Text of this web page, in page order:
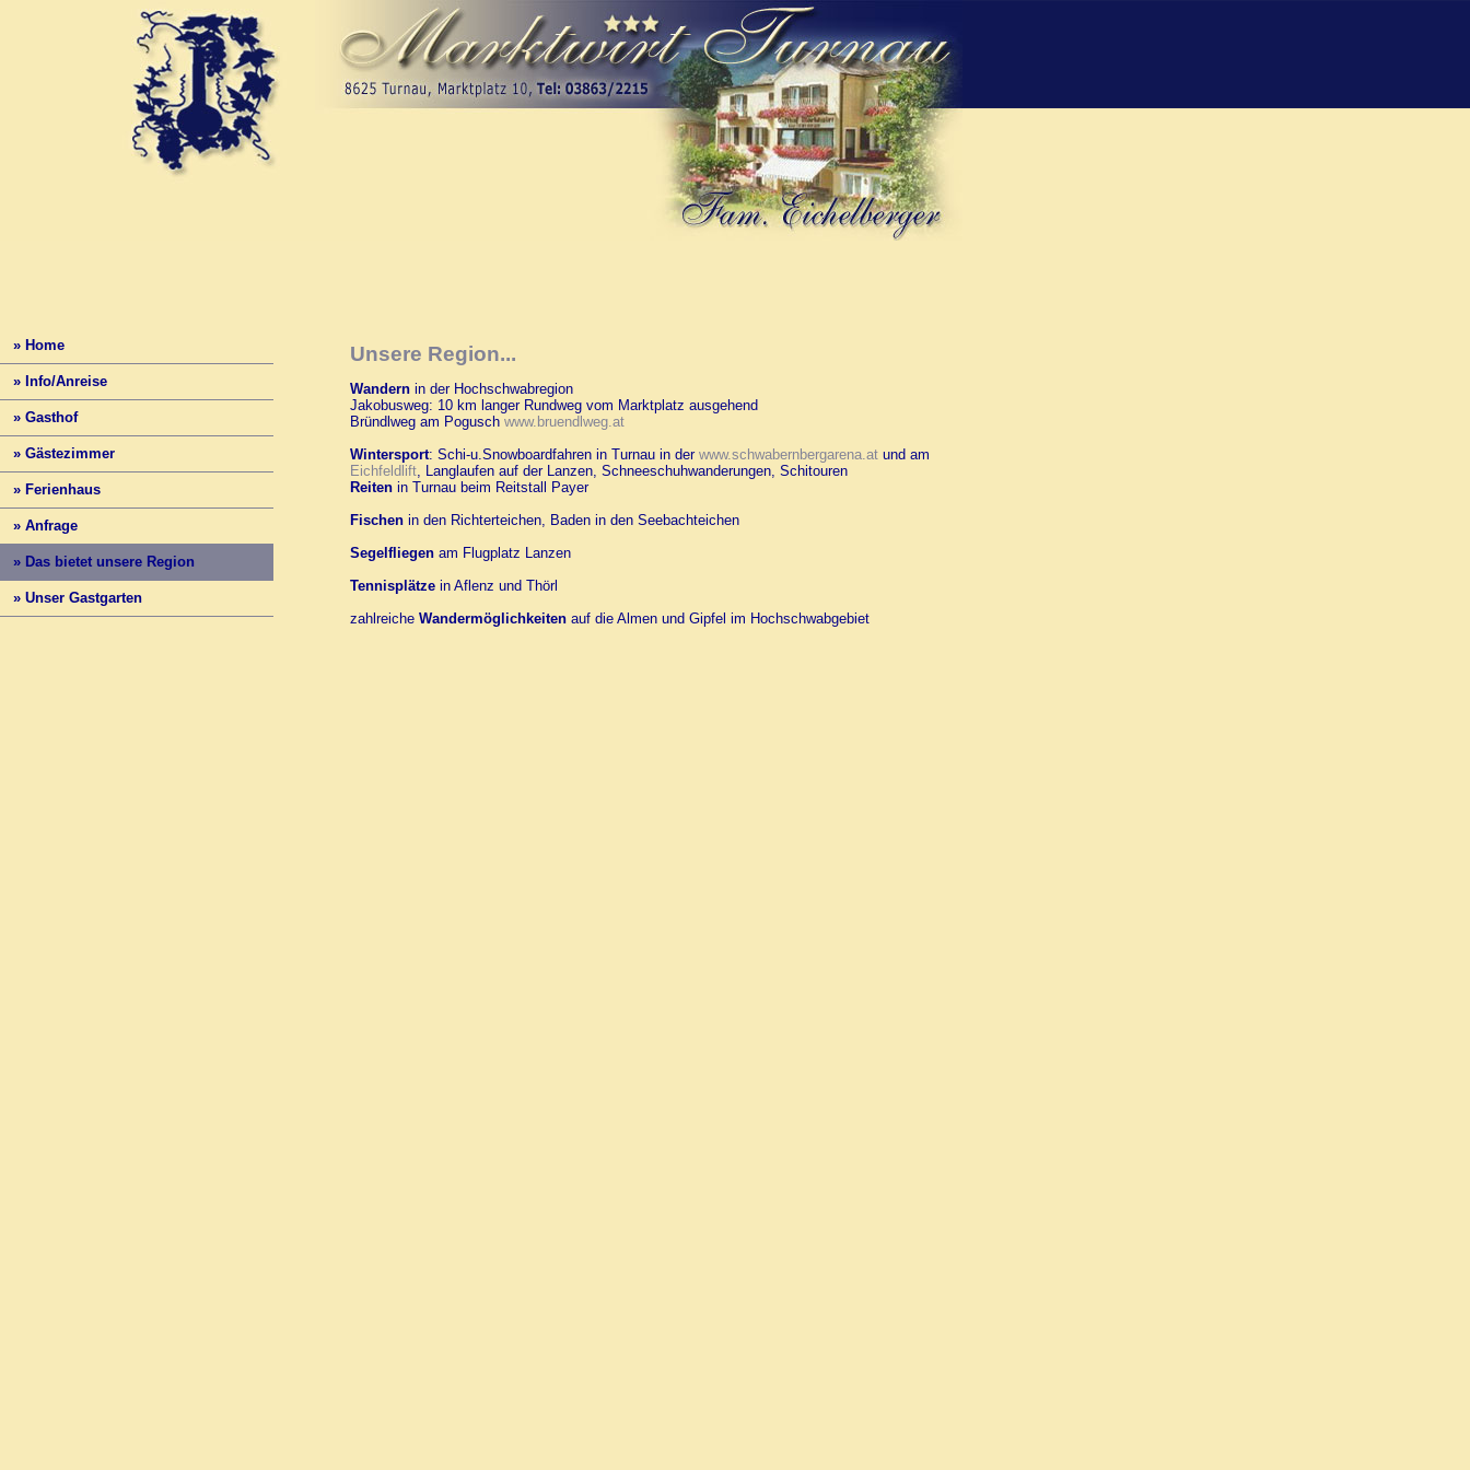
» Home
» Info/Anreise
» Gasthof
» Gästezimmer
» Ferienhaus
» Anfrage
» Das bietet unsere Region
» Unser Gastgarten
Unsere Region...
Wandern in der Hochschwabregion
Jakobusweg: 10 km langer Rundweg vom Marktplatz ausgehend
Bründlweg am Pogusch www.bruendlweg.at
Wintersport: Schi-u.Snowboardfahren in Turnau in der www.schwabernbergarena.at und am
Eichfeldlift , Langlaufen auf der Lanzen, Schneeschuhwanderungen, Schitouren
Reiten in Turnau beim Reitstall Payer
Fischen in den Richterteichen, Baden in den Seebachteichen
Segelfliegen am Flugplatz Lanzen
Tennisplätze in Aflenz und Thörl
zahlreiche Wandermöglichkeiten auf die Almen und Gipfel im Hochschwabgebiet